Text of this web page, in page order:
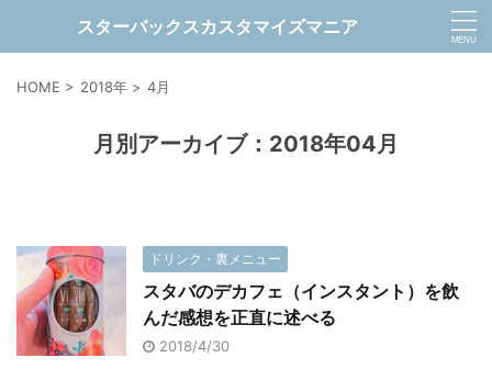
スターバックスカスタマイズマニア
HOME > 2018年 > 4月
月別アーカイブ：2018年04月
ドリンク・裏メニュー
スタバのデカフェ（インスタント）を飲
んだ感想を正直に述べる
2018/4/30